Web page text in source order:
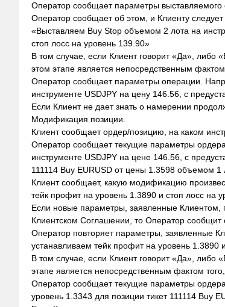
Оператор сообщает параметры выставляемого
Оператор сообщает об этом, и Клиенту
«Выставляем Buy Stop объемом 2 лота на
стоп лосс на уровень 139.90»
В том случае, если Клиент говорит «Да», либо
этом этапе является непосредственным
Оператор сообщает параметры операции.
инструменте USDJPY на цену 146.56, с
Если Клиент не дает знать о намерении
Модификация позиции.
Клиент сообщает ордер/позицию, на каком
Оператор сообщает текущие параметры
инструменте USDJPY на цене 146.56, с
111114 Buy EURUSD от цены 1.3598 объемом
Клиент сообщает, какую модификацию
тейк профит на уровень 1.3890 и стоп лосс на
Если новые параметры, заявленные Клиентом,
Клиентском Соглашении, то Оператор
Оператор повторяет параметры, заявленные
устанавливаем тейк профит на уровень 1.3890
В том случае, если Клиент говорит «Да»,
этапе является непосредственным фактом
Оператор сообщает текущие параметры
уровень 1.3343 для позиции тикет 111114 Buy